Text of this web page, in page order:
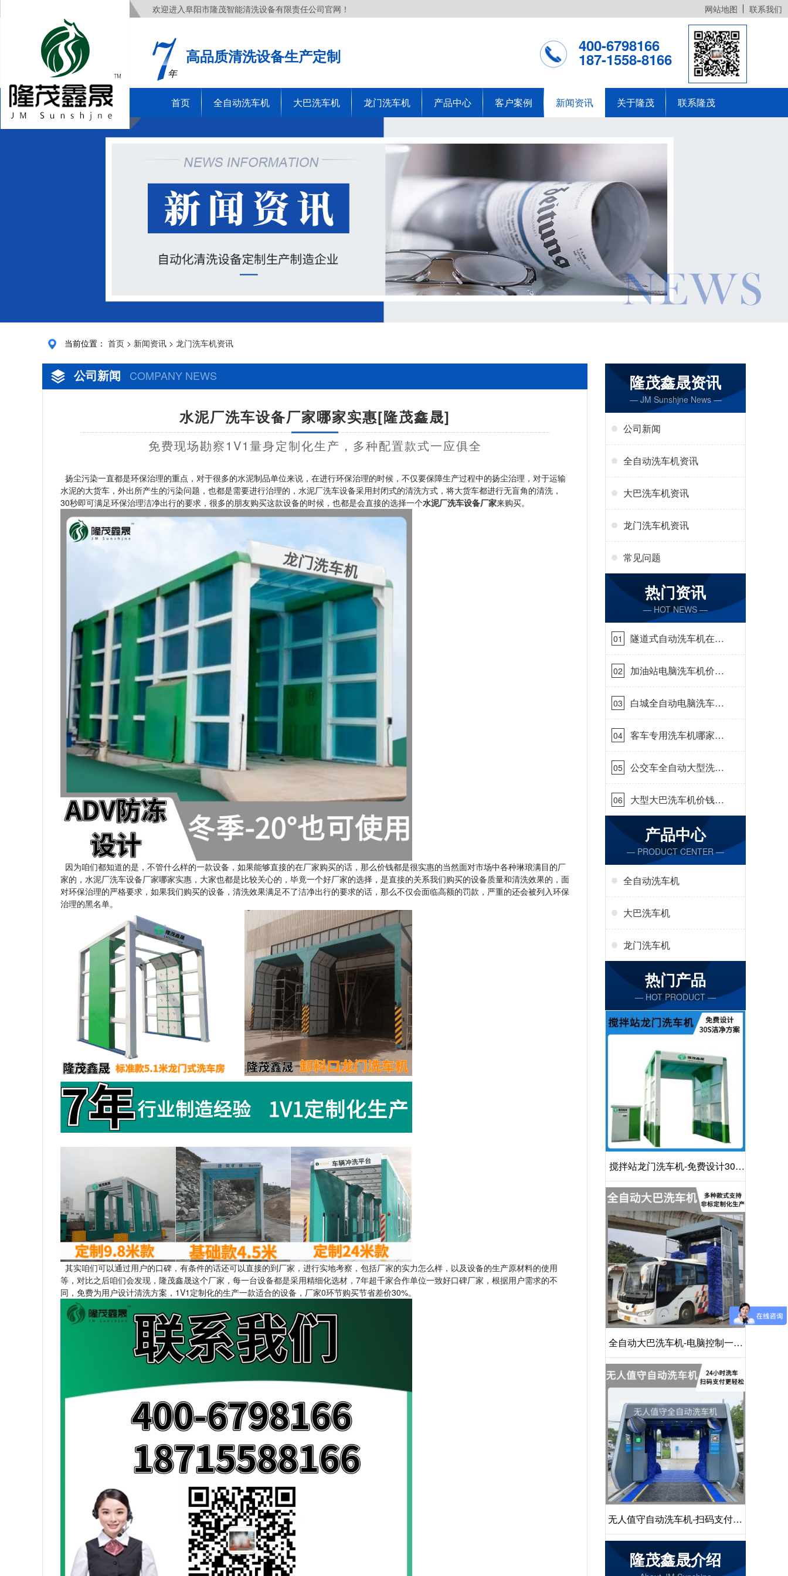
欢迎进入阜阳市隆茂智能清洗设备有限责任公司官网！ 网站地图 联系我们
年
高品质清洗设备生产定制
400-6798166
187-1558-8166
首页 全自动洗车机 大巴洗车机 龙门洗车机 产品中心 客户案例 新闻资讯 关于隆茂 联系隆茂
当前位置： 首页 > 新闻资讯 > 龙门洗车机资讯
公司新闻 COMPANY NEWS
水泥厂洗车设备厂家哪家实惠[隆茂鑫晟]
免费现场勘察1V1量身定制化生产，多种配置款式一应俱全
扬尘污染一直都是环保治理的重点，对于很多的水泥制品单位来说，在进行环保治理的时候，不仅要保障生产过程中的扬尘治理，对于运输
水泥的大货车，外出所产生的污染问题，也都是需要进行治理的，水泥厂洗车设备采用封闭式的清洗方式，将大货车都进行无盲角的清洗，
30秒即可满足环保治理洁净出行的要求，很多的朋友购买这款设备的时候，也都是会直接的选择一个水泥厂洗车设备厂家来购买。
因为咱们都知道的是，不管什么样的一款设备，如果能够直接的在厂家购买的话，那么价钱都是很实惠的当然面对市场中各种琳琅满目的厂
家的，水泥厂洗车设备厂家哪家实惠，大家也都是比较关心的，毕竟一个好厂家的选择，是直接的关系我们购买的设备质量和清洗效果的，面
对环保治理的严格要求，如果我们购买的设备，清洗效果满足不了洁净出行的要求的话，那么不仅会面临高额的罚款，严重的还会被列入环保
治理的黑名单。
其实咱们可以通过用户的口碑，有条件的话还可以直接的到厂家，进行实地考察，包括厂家的实力怎么样，以及设备的生产原材料的使用
等，对比之后咱们会发现，隆茂鑫晟这个厂家，每一台设备都是采用精细化选材，7年超千家合作单位一致好口碑厂家，根据用户需求的不
同，免费为用户设计清洗方案，1V1定制化的生产一款适合的设备，厂家0环节购买节省差价30%。
隆茂鑫晟资讯
— JM Sunshjne News —
公司新闻
全自动洗车机资讯
大巴洗车机资讯
龙门洗车机资讯
常见问题
热门资讯
— HOT NEWS —
01
隧道式自动洗车机在哪
里购买[隆茂鑫晟]
02
加油站电脑洗车机价格
怎么样[隆茂鑫晟]
03
白城全自动电脑洗车
机-ADV防冻冬季正常
使用[隆茂鑫晟]
04
客车专用洗车机哪家的
好[隆茂鑫晟]
05
公交车全自动大型洗车
机什么价钱[隆茂鑫晟]
06
大型大巴洗车机价钱怎
么样[隆茂鑫晟]
产品中心
— PRODUCT CENTER —
全自动洗车机
大巴洗车机
龙门洗车机
热门产品
— HOT PRODUCT —
搅拌站龙门洗车机-免费设计30S
洁净方案[隆茂鑫晟]
全自动大巴洗车机-电脑控制一键
启动清洗[隆茂鑫晟]
无人值守自动洗车机-扫码支付24
小时不停机洗车[隆茂鑫晟]
隆茂鑫晟介绍